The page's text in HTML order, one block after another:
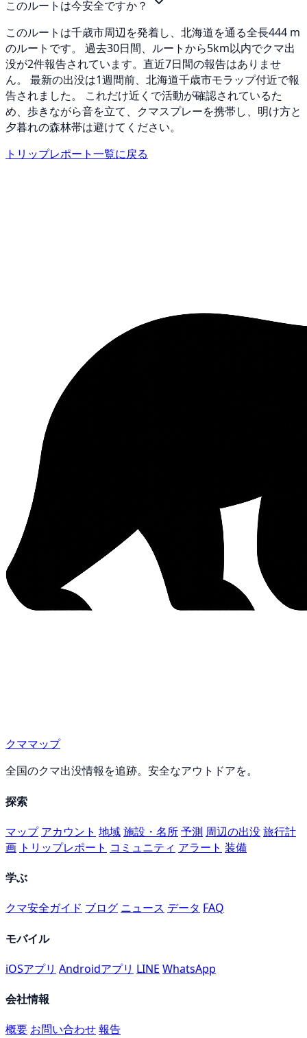
このルートは今安全ですか？
このルートは千歳市周辺を発着し、北海道を通る全長444 m
のルートです。 過去30日間、ルートから5km以内でクマ出
没が2件報告されています。直近7日間の報告はありませ
ん。 最新の出没は1週間前、北海道千歳市モラップ付近で報
告されました。 これだけ近くで活動が確認されているた
め、歩きながら音を立て、クマスプレーを携帯し、明け方と
夕暮れの森林帯は避けてください。
トリップレポート一覧に戻る
クママップ
全国のクマ出没情報を追跡。安全なアウトドアを。
探索
マップ アカウント 地域施設・名所予測 周辺の出没旅行計
画 トリップレポート コミュニティ アラート 装備
学ぶ
クマ安全ガイド ブログ ニュース データ FAQ
モバイル
iOSアプリ Androidアプリ LINE WhatsApp
会社情報
概要 お問い合わせ報告